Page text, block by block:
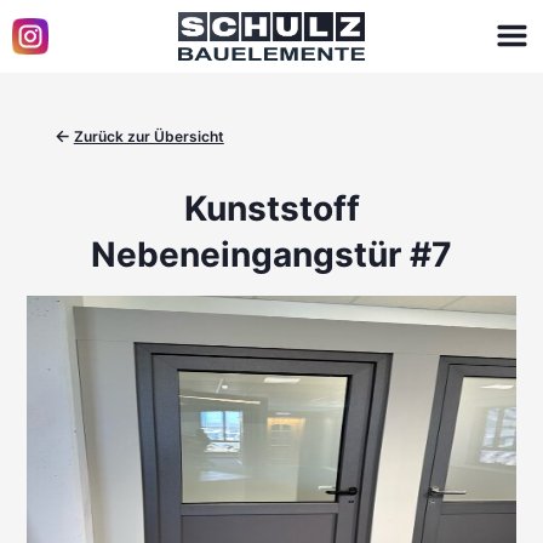
← Zurück zur Übersicht
Kunststoff
Nebeneingangstür #7